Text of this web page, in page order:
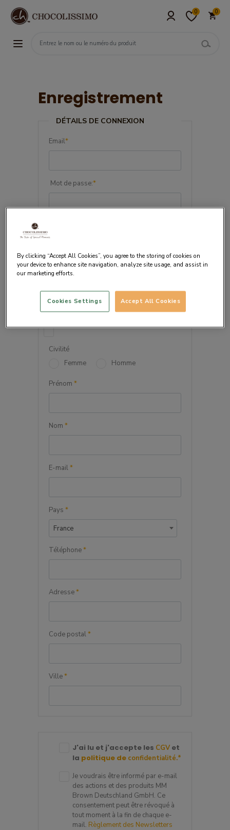
0 0
Enregistrement
DÉTAILS DE CONNEXION
Email*
Mot de passe:*
PERSONNELLES
Civilité
Femme
Homme
Prénom *
Nom *
E-mail*
Pays *
France
Téléphone*
Adresse*
Code postal*
Ville*
J'ai lu et j'accepte les CGVet
la politique de confidentialité.*
Je voudrais être informé par e-mail
des actions et des produits MM
Brown Deutschland GmbH. Ce
consentement peut être révoqué à
tout moment à la fin de chaque e-
mail. Règlement des Newsletters
By clicking “Accept All Cookies”, you agree to the storing of cookies on
your device to enhance site navigation, analyze site usage, and assist in
our marketing efforts.
Accept All Cookies
Cookies Settings